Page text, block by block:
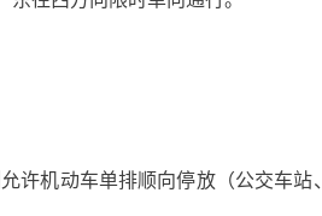
许机动车单排顺向停放（公交车站